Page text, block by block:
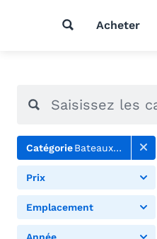
Acheter
CatégorieBateaux à moteur
Prix
Emplacement